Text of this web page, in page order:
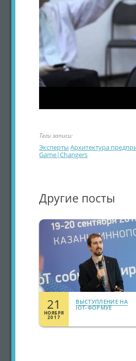
Теги записи:
Эксперты Архитектура
Game|Changers
Другие посты
ВЫСТУПЛЕНИЕ НА
IOT-ФОРМУЕ
21
НОЯБРЯ
2017